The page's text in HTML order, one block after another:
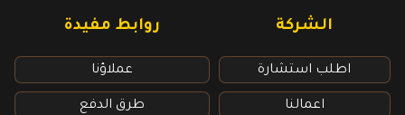
الشركة
اطلب استشارة
اعمالنا
روابط مفيدة​
عملاؤنا
طرق الدفع